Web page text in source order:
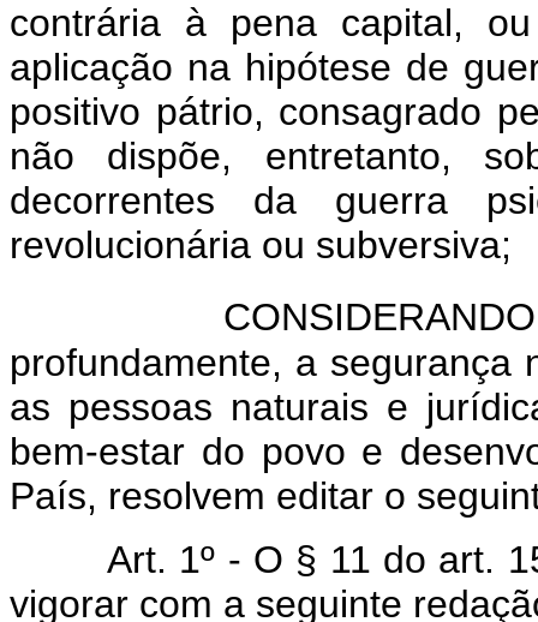
contrária à pena capital,
aplicação na hipótese de
positivo pátrio, consagrado
não dispõe, entretanto,
decorrentes da guerra
revolucionária ou subversiva;
profundamente, a segurança
as pessoas naturais e
bem-estar do povo e
País, resolvem editar o
Art. 1º - O § 11 do art.
vigorar com a seguinte